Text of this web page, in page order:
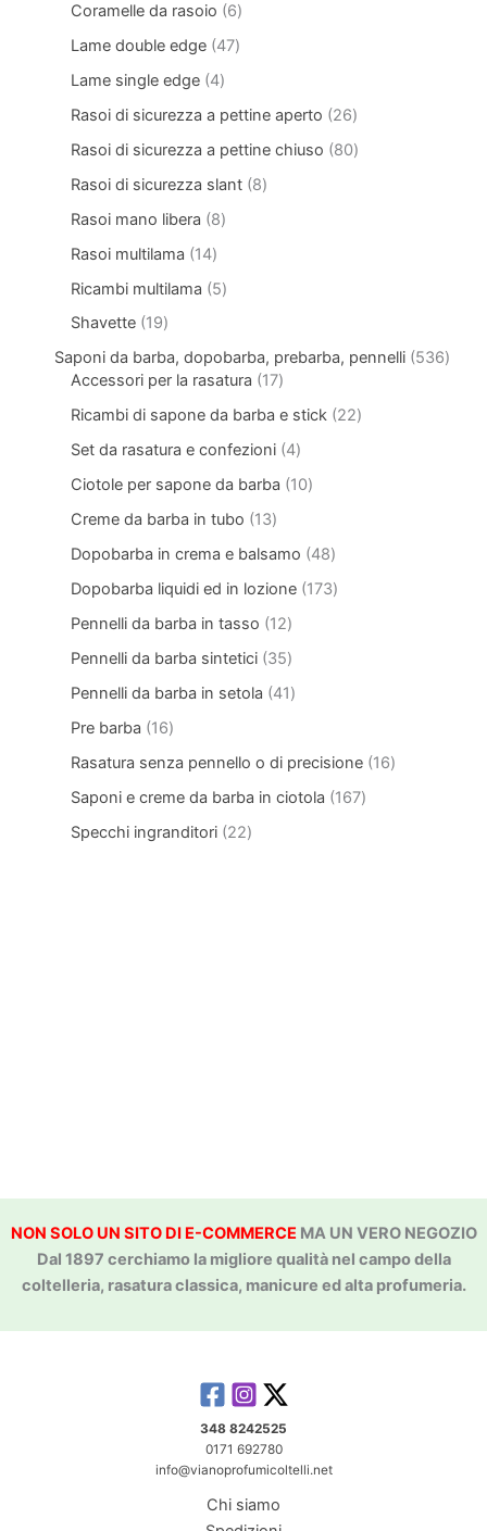
Coramelle da rasoio
6
Lame double edge 47
Lame single edge 4
Rasoi di sicurezza a pettine aperto
26
Rasoi di sicurezza a pettine chiuso
80
Rasoi di sicurezza slant 8
Rasoi mano libera
8
Rasoi multilama
14
Ricambi multilama
5
Shavette 19
Saponi da barba, dopobarba, prebarba, pennelli 536
Accessori per la rasatura
17
Ricambi di sapone da barba e stick 22
Set da rasatura e confezioni 4
Ciotole per sapone da barba
10
Creme da barba in tubo
13
Dopobarba in crema e balsamo
48
Dopobarba liquidi ed in lozione 173
Pennelli da barba in tasso
12
Pennelli da barba sintetici 35
Pennelli da barba in setola
41
Pre barba
16
Rasatura senza pennello o di precisione 16
Saponi e creme da barba in ciotola
167
Specchi ingranditori 22
NON SOLO UN SITO DI E-COMMERCE MA UN VERO NEGOZIO
Dal 1897 cerchiamo la migliore qualità nel campo della
coltelleria, rasatura classica, manicure ed alta profumeria.
348 8242525
0171 692780
info@vianoprofumicoltelli.net
Chi siamo